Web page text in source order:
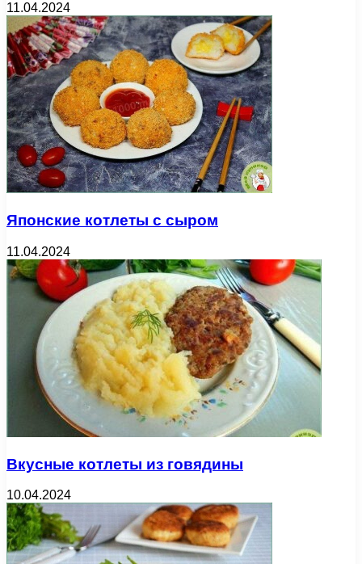
11.04.2024
Японские котлеты с сыром
11.04.2024
Вкусные котлеты из говядины
10.04.2024